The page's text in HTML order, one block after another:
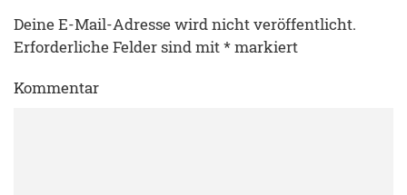
Deine E-Mail-Adresse wird nicht veröffentlicht.
Erforderliche Felder sind mit*markiert
Kommentar